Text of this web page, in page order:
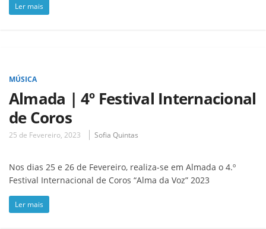
Ler mais
MÚSICA
Almada | 4º Festival Internacional
de Coros
25 de Fevereiro, 2023 Sofia Quintas
Nos dias 25 e 26 de Fevereiro, realiza-se em Almada o 4.º
Festival Internacional de Coros “Alma da Voz” 2023
Ler mais